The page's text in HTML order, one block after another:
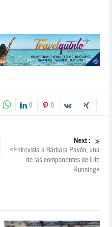
0 0
Next :
«Entrevista a Bárbara Pavón, una
de las componentes de Life
Running»